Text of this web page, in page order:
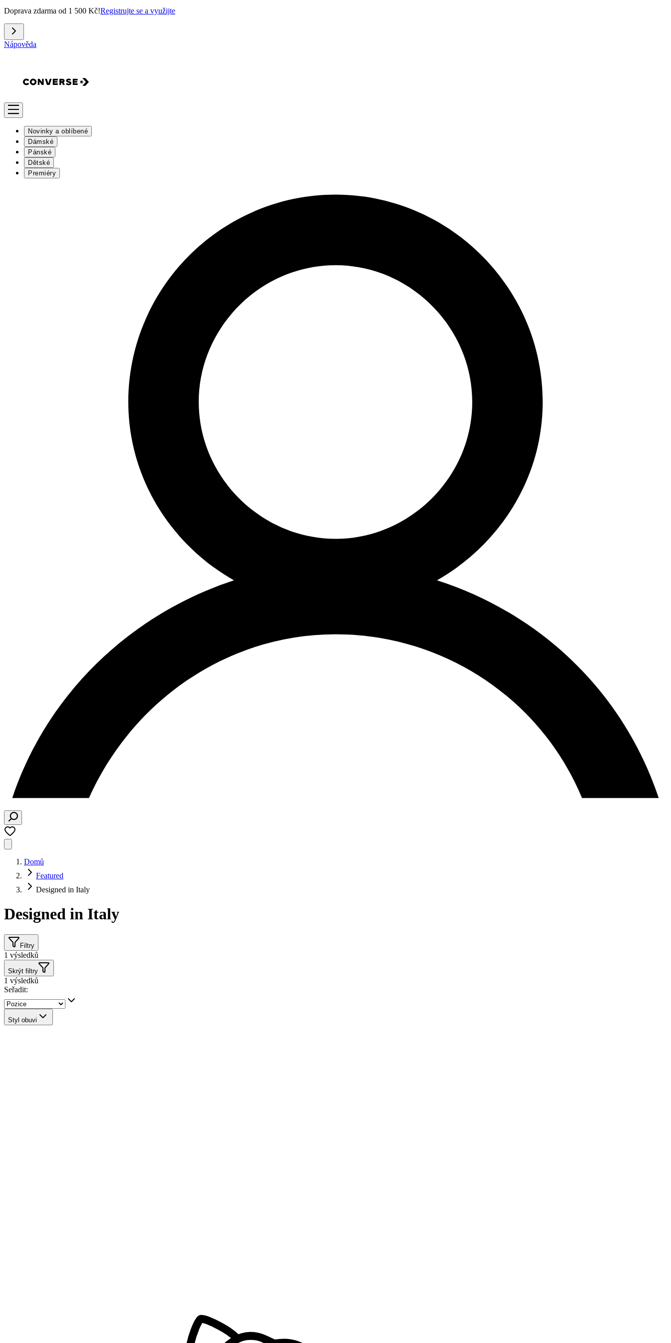
Doprava zdarma od 1 500 Kč!Registrujte se a využijte
Nápověda
Novinky a oblíbené
Dámské
Pánské
Dětské
Premiéry
Domů
Featured
Designed in Italy
Designed in Italy
Filtry
1 výsledků
Skrýt filtry
1 výsledků
Seřadit:
Styl obuvi